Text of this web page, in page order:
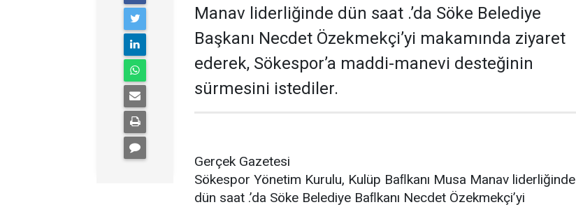
Manav liderliğinde dün saat .’da Söke Belediye
Başkanı Necdet Özekmekçi’yi makamında ziyaret
ederek, Sökespor’a maddi-manevi desteğinin
sürmesini istediler.
Gerçek Gazetesi
Sökespor Yönetim Kurulu, Kulüp Baﬂkanı Musa Manav liderliğinde
dün saat .’da Söke Belediye Baﬂkanı Necdet Özekmekçi’yi